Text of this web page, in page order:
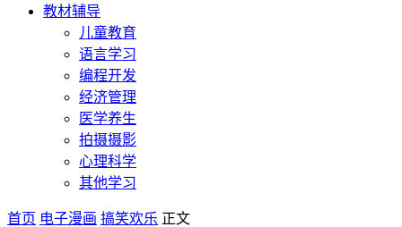
教材辅导
儿童教育
语言学习
编程开发
经济管理
医学养生
拍摄摄影
心理科学
其他学习
首页 电子漫画 搞笑欢乐 正文